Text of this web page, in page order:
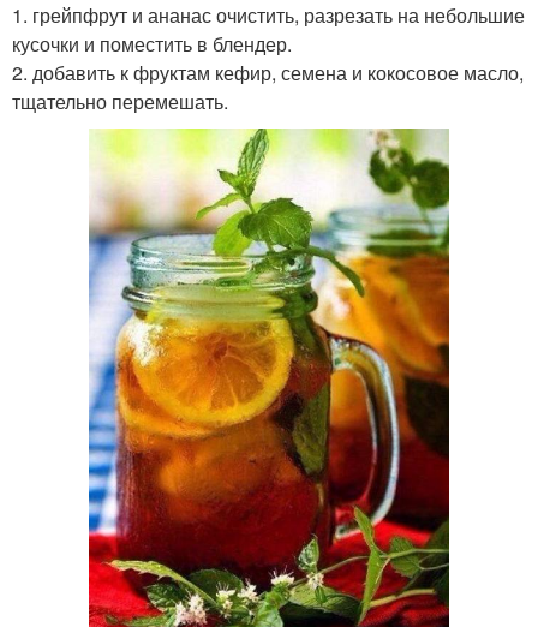
1. грейпфрут и ананас очистить, разрезать на небольшие
кусочки и поместить в блендер.
2. добавить к фруктам кефир, семена и кокосовое масло,
тщательно перемешать.